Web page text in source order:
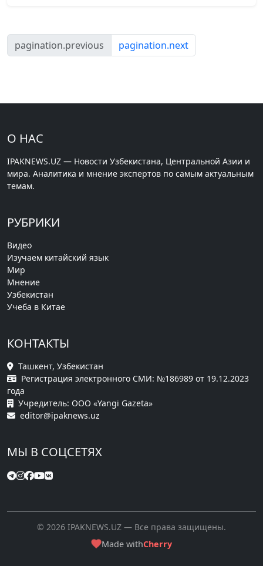
pagination.previous pagination.next
О НАС
IPAKNEWS.UZ — Новости Узбекистана, Центральной Азии и
мира. Аналитика и мнение экспертов по самым актуальным
темам.
РУБРИКИ
Видео
Изучаем китайский язык
Мир
Мнение
Узбекистан
Учеба в Китае
КОНТАКТЫ
Ташкент, Узбекистан
Регистрация электронного СМИ: №186989 от 19.12.2023
года
Учредитель: ООО «Yangi Gazeta»
editor@ipaknews.uz
МЫ В СОЦСЕТЯХ
© 2026 IPAKNEWS.UZ — Все права защищены.
Made withCherry